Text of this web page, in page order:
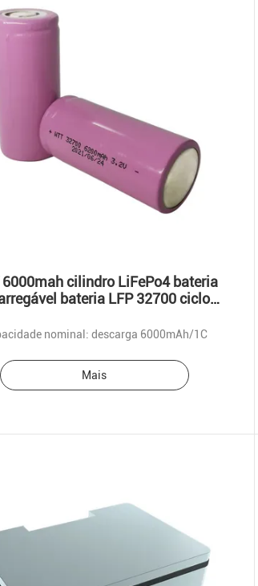
6000mah cilindro LiFePo4 bateria
bateria LFP 32700 ciclo
nominal: descarga 6000mAh/1C
Mais